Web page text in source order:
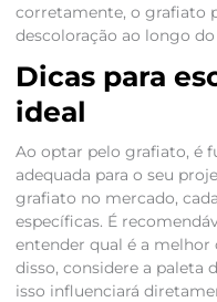
corretamente, o grafiato
descoloração ao longo
Dicas para
ideal
Ao optar pelo grafiato, é
adequada para o seu
grafiato no mercado,
específicas. É
entender qual é a melhor
disso, considere a paleta
isso influenciará